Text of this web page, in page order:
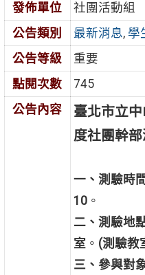
發佈單位
社團活動組
公告類別
最新消息, 學
公告等級
重要
點閱次數
745
公告內容
臺北市立
度社團幹
一、測驗時間
10。
二、測驗地
室。 (測驗教
三、參與對